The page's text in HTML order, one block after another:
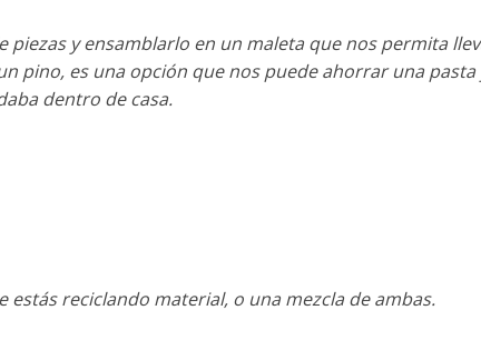
piezas yensamblarlo en un maleta que nos permita
pino, es una opción que nos puedeahorrar una pasta
dentro de casa.
reciclando material, o una mezcla de ambas.